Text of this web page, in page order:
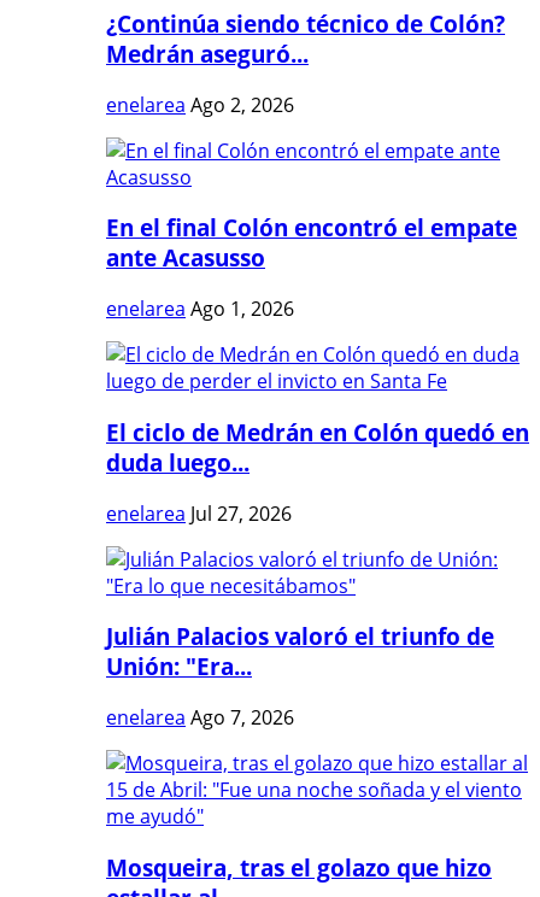
¿Continúa siendo técnico de Colón?
Medrán aseguró...
enelarea Ago 2, 2026
En el final Colón encontró el empate
ante Acasusso
enelarea Ago 1, 2026
El ciclo de Medrán en Colón quedó en
duda luego...
enelarea Jul 27, 2026
Julián Palacios valoró el triunfo de
Unión: "Era...
enelarea Ago 7, 2026
Mosqueira, tras el golazo que hizo